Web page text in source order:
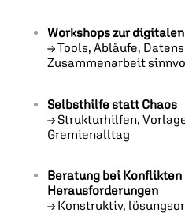
Workshops zur
→ Tools, Abläufe,
Zusammenarbeit
Selbsthilfe statt Chaos
→ Strukturhilfen,
Gremienalltag
Beratung bei
Herausforderungen
→ Konstruktiv,